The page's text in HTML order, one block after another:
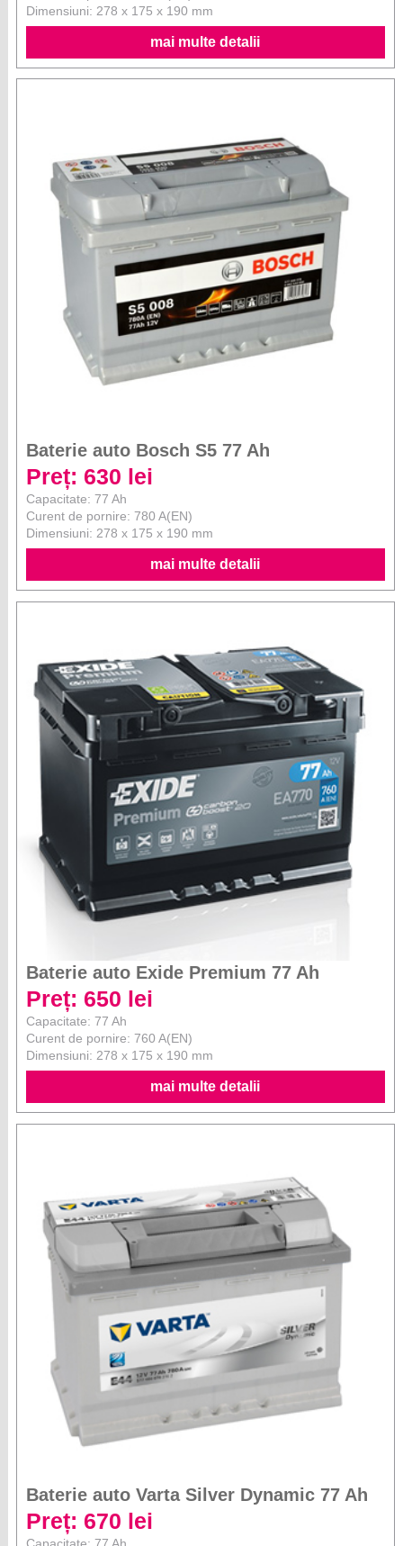
Dimensiuni: 278 x 175 x 190 mm
mai multe detalii
Baterie auto Bosch S5 77 Ah
Preț: 630 lei
Capacitate: 77 Ah
Curent de pornire: 780 A(EN)
Dimensiuni: 278 x 175 x 190 mm
mai multe detalii
Baterie auto Exide Premium 77 Ah
Preț: 650 lei
Capacitate: 77 Ah
Curent de pornire: 760 A(EN)
Dimensiuni: 278 x 175 x 190 mm
mai multe detalii
Baterie auto Varta Silver Dynamic 77 Ah
Preț: 670 lei